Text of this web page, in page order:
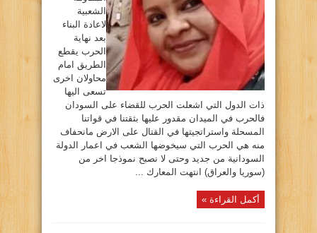
الشعبية
لاعادة البناء
بعد نهاية
الحرب يقطع
الطريق امام
محاولان اخرى
تسعى اليها
ذات الدول التي اشعلت الحرب للقضاء على السودان
فالحرب في الميدان مقدور عليها بثقتنا في قواتنا
المسحلة واستراتجيتها في القتال على الارض مانحفاف
منه هي الحرب التي سيخوضها الشعب في اعمار الدولة
السودانية من جديد وحتى لا نصبح نموذجا اخر من
(سوريا والعراق) انتهت المعارك ...
أكمل القراءة »